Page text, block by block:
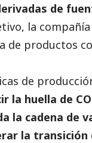
de
la
de productos
de
la huella de CO
la cadena de
la transición